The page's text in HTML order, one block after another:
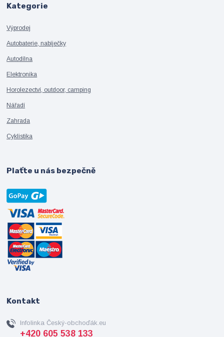
Kategorie
Výprodej
Autobaterie, nabíječky
Autodílna
Elektronika
Horolezectví, outdoor, camping
Nářadí
Zahrada
Cyklistika
Plaťte u nás bezpečně
Kontakt
Infolinka Český-obchoďák.eu
+420 605 538 133